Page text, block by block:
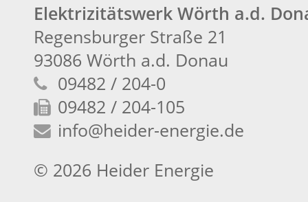
Elektrizitätswerk Wörth a.d.
Regensburger Straße 21
93086 Wörth a.d. Donau
09482 / 204-0
09482 / 204-105
info@heider-energie.de
© 2026 Heider Energie